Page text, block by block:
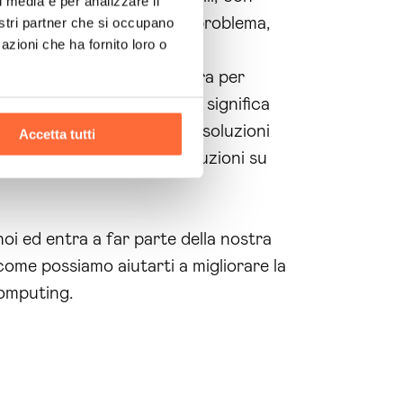
partner che si occupano
che ha fornito loro o
Accetta tutti
dei tuoi dati diventi un problema,
benefici.
solida e sicura per
significa
. Non solo offriamo soluzioni
esigenze e fornire soluzioni su
ed entra a far parte della nostra
possiamo aiutarti a migliorare la